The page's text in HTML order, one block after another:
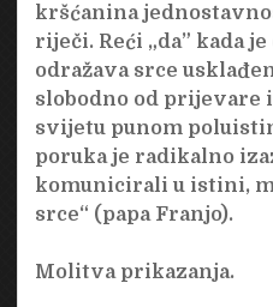
kršćanina
riječi. Reći „da” kada je
odražava srce
slobodno od prijevare
svijetu punom
poruka je radikalno
komunicirali u istini,
srce“ (papa Franjo).
Molitva prikazanja.